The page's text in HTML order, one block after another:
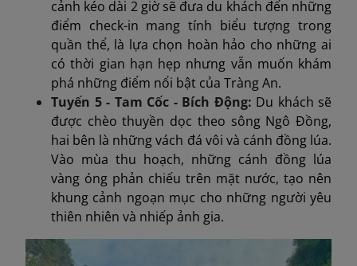
cảnh kéo dài 2 giờ sẽ đưa du khách đến những
điểm check-in mang tính biểu tượng trong
quần thể, là lựa chọn hoàn hảo cho những ai
có thời gian hạn hẹp nhưng vẫn muốn khám
phá những điểm nổi bật của Tràng An.
Tuyến 5 - Tam Cốc - Bích Động: Du khách sẽ
được chèo thuyền dọc theo sông Ngô Đồng,
hai bên là những vách đá vôi và cánh đồng lúa.
Vào mùa thu hoạch, những cánh đồng lúa
vàng óng phản chiếu trên mặt nước, tạo nên
khung cảnh ngoạn mục cho những người yêu
thiên nhiên và nhiếp ảnh gia.